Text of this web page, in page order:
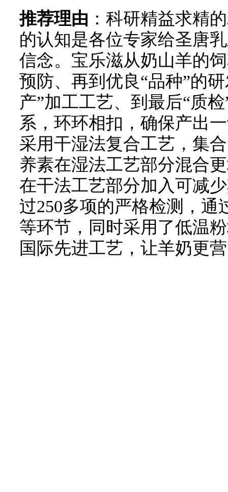
推荐理由 ：科研精益求精
的认知是各位专家给圣唐
信念。宝乐滋从奶山羊的
预防、再到优良“品种”的
产”加工工艺、到最后“质
系，环环相扣，确保产出
采用干湿法复合工艺，集
养素在湿法工艺部分混合
在干法工艺部分加入可减
过250多项的严格检测，
等环节，同时采用了低温
国际先进工艺，让羊奶更